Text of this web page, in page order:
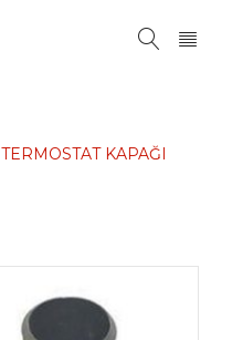
TERMOSTAT KAPAĞI